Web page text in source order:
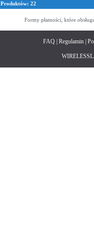
Produktów: 22
Formy płatności, które
FAQ| Regulamin|